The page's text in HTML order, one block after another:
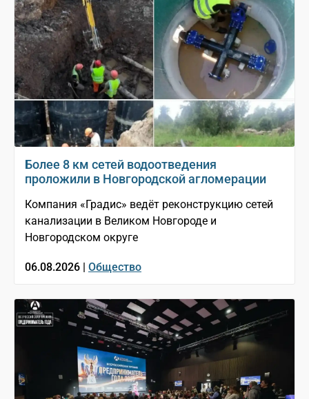
Более 8 км сетей водоотведения
проложили в Новгородской агломерации
Компания «Градис» ведёт реконструкцию сетей
канализации в Великом Новгороде и
Новгородском округе
06.08.2026 | Общество